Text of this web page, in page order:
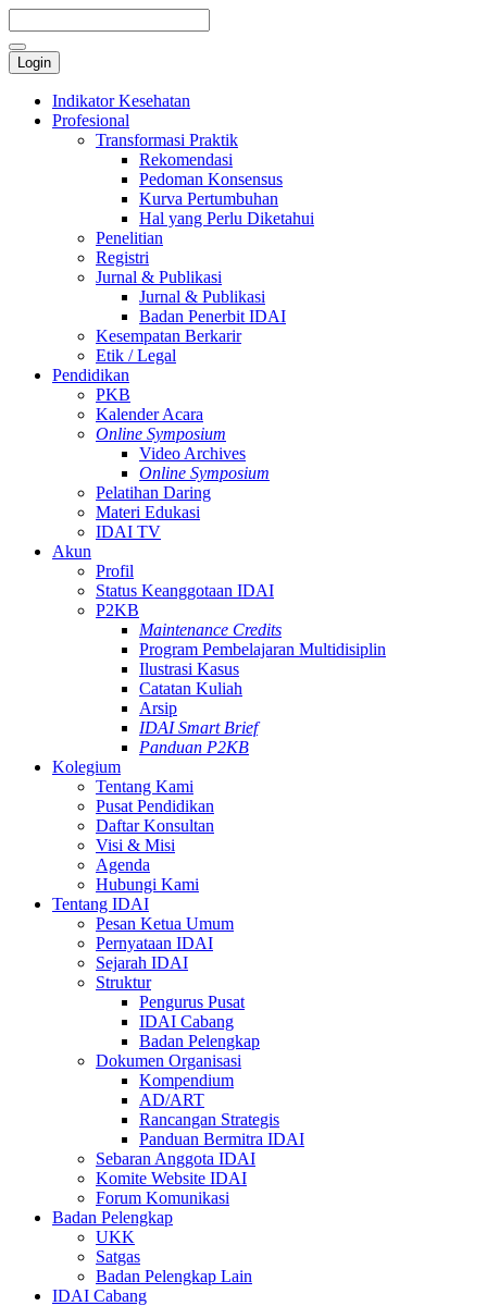
Login
Indikator Kesehatan
Profesional
Transformasi Praktik
Rekomendasi
Pedoman Konsensus
Kurva Pertumbuhan
Hal yang Perlu Diketahui
Penelitian
Registri
Jurnal & Publikasi
Jurnal & Publikasi
Badan Penerbit IDAI
Kesempatan Berkarir
Etik / Legal
Pendidikan
PKB
Kalender Acara
Online Symposium
Video Archives
Online Symposium
Pelatihan Daring
Materi Edukasi
IDAI TV
Akun
Profil
Status Keanggotaan IDAI
P2KB
Maintenance Credits
Program Pembelajaran Multidisiplin
Ilustrasi Kasus
Catatan Kuliah
Arsip
IDAI Smart Brief
Panduan P2KB
Kolegium
Tentang Kami
Pusat Pendidikan
Daftar Konsultan
Visi & Misi
Agenda
Hubungi Kami
Tentang IDAI
Pesan Ketua Umum
Pernyataan IDAI
Sejarah IDAI
Struktur
Pengurus Pusat
IDAI Cabang
Badan Pelengkap
Dokumen Organisasi
Kompendium
AD/ART
Rancangan Strategis
Panduan Bermitra IDAI
Sebaran Anggota IDAI
Komite Website IDAI
Forum Komunikasi
Badan Pelengkap
UKK
Satgas
Badan Pelengkap Lain
IDAI Cabang